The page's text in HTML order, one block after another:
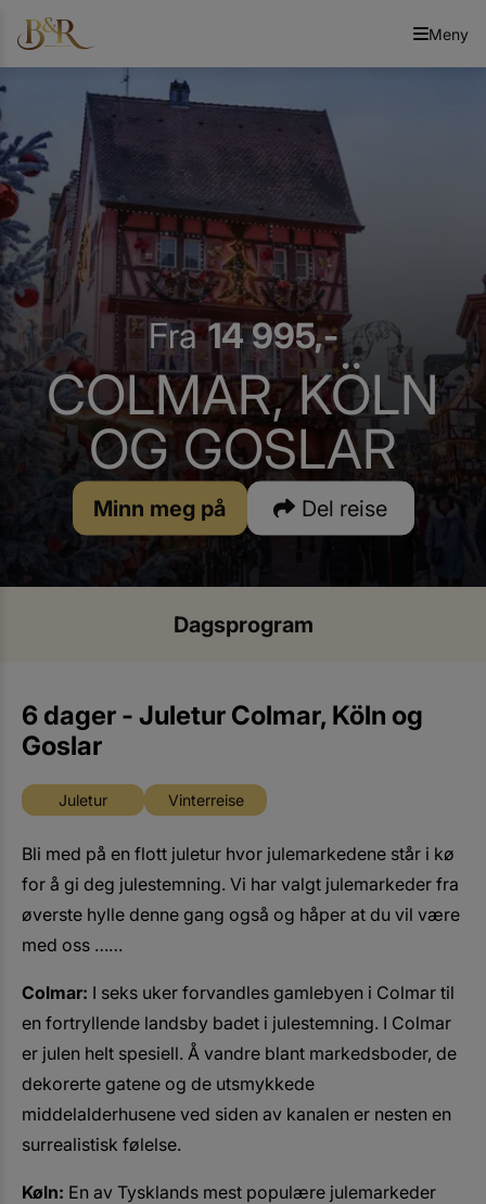
Meny
Fra 14 995,-
COLMAR, KÖLN
OG GOSLAR
Minn meg på Del reise
Dagsprogram
6 dager - Juletur Colmar, Köln og
Goslar
Juletur Vinterreise
Bli med på en flott juletur hvor julemarkedene står i kø
for å gi deg julestemning. Vi har valgt julemarkeder fra
øverste hylle denne gang også og håper at du vil være
med oss ……
Colmar: I seks uker forvandles gamlebyen i Colmar til
en fortryllende landsby badet i julestemning. I Colmar
er julen helt spesiell. Å vandre blant markedsboder, de
dekorerte gatene og de utsmykkede
middelalderhusene ved siden av kanalen er nesten en
surrealistisk følelse.
Køln: En av Tysklands mest populære julemarkeder